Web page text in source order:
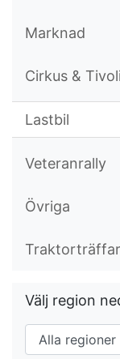
Marknad
Cirkus & Tivoli
Lastbil
Veteranrally
Övriga
Traktorträffar
Välj region